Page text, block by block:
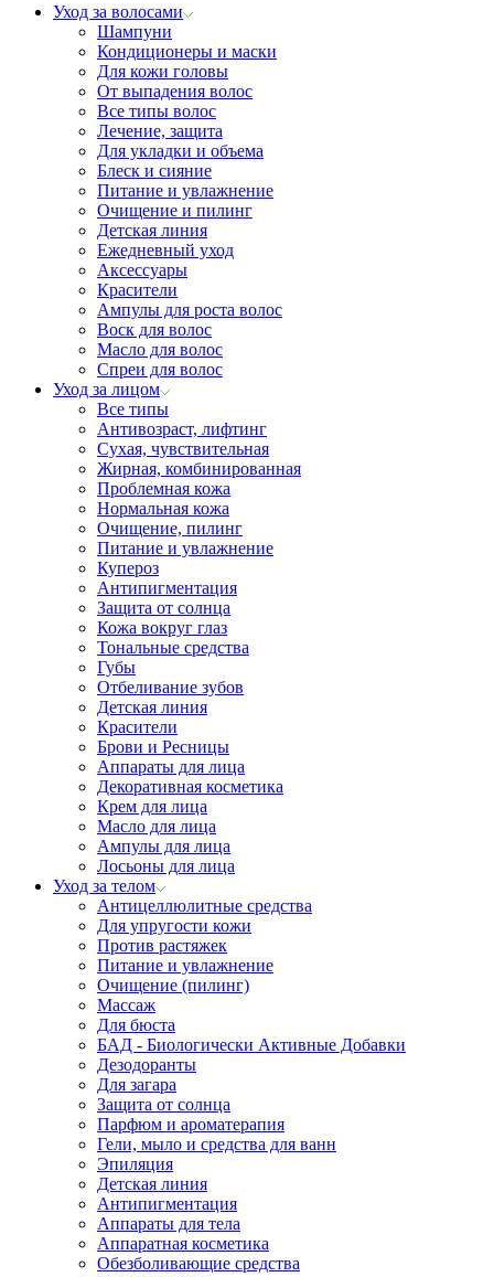
Уход за волосами
Шампуни
Кондиционеры и маски
Для кожи головы
От выпадения волос
Все типы волос
Лечение, защита
Для укладки и объема
Блеск и сияние
Питание и увлажнение
Очищение и пилинг
Детская линия
Ежедневный уход
Аксессуары
Красители
Ампулы для роста волос
Воск для волос
Масло для волос
Спреи для волос
Уход за лицом
Все типы
Антивозраст, лифтинг
Сухая, чувствительная
Жирная, комбинированная
Проблемная кожа
Нормальная кожа
Очищение, пилинг
Питание и увлажнение
Купероз
Антипигментация
Защита от солнца
Кожа вокруг глаз
Тональные средства
Губы
Отбеливание зубов
Детская линия
Красители
Брови и Ресницы
Аппараты для лица
Декоративная косметика
Крем для лица
Масло для лица
Ампулы для лица
Лосьоны для лица
Уход за телом
Антицеллюлитные средства
Для упругости кожи
Против растяжек
Питание и увлажнение
Очищение (пилинг)
Массаж
Для бюста
БАД - Биологически Активные Добавки
Дезодоранты
Для загара
Защита от солнца
Парфюм и ароматерапия
Гели, мыло и средства для ванн
Эпиляция
Детская линия
Антипигментация
Аппараты для тела
Аппаратная косметика
Обезболивающие средства